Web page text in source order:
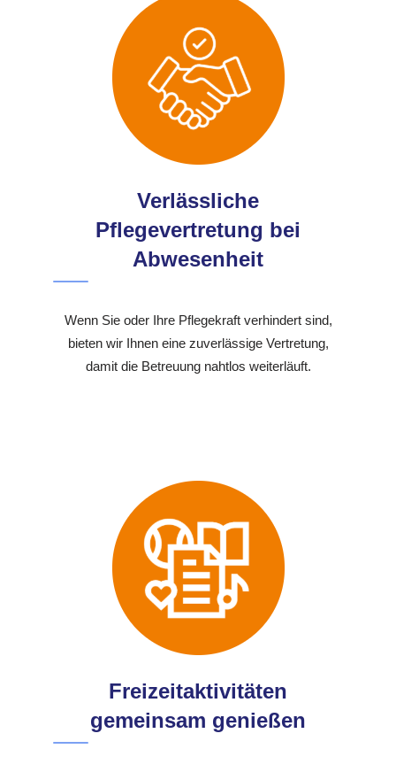
Verlässliche
Pflegevertretung bei
Abwesenheit
Wenn Sie oder Ihre Pflegekraft verhindert sind,
bieten wir Ihnen eine zuverlässige Vertretung,
damit die Betreuung nahtlos weiterläuft.
Freizeitaktivitäten
gemeinsam genießen